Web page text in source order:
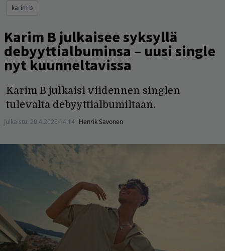
karim b
Karim B julkaisee syksyllä
debyyttialbuminsa – uusi single
nyt kuunneltavissa
Karim B julkaisi viidennen singlen
tulevalta debyyttialbumiltaan.
Julkaistu: 20.4.2025 14:14 Henrik Savonen